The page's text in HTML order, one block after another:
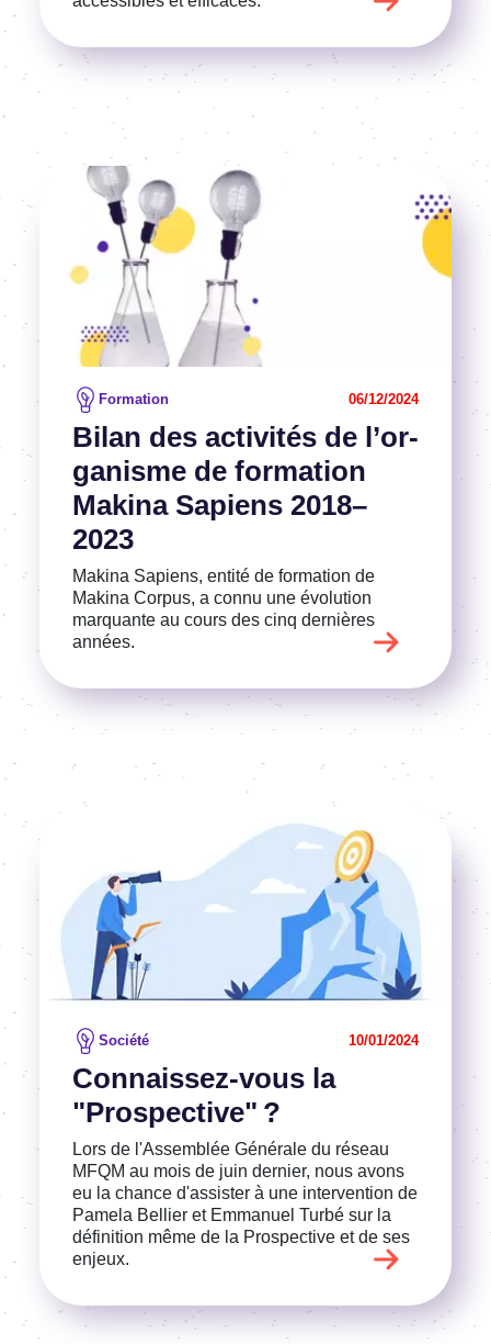
Bilan des acti­vi­tés de l’or­
ga­nisme de forma­tion
Makina Sapiens 2018–
2023
Formation 06/12/2024
Makina Sapiens, entité de forma­tion de
Makina Corpus, a connu une évolu­tion
marquante au cours des cinq dernières
années.
Voir l'article
Image
Connaissez-vous la
"Prospective" ?
Société 10/01/2024
Lors de l'Assemblée Générale du réseau
MFQM au mois de juin dernier, nous avons
eu la chance d'assister à une intervention de
Pamela Bellier et Emmanuel Turbé sur la
définition même de la Prospective et de ses
enjeux.
Voir l'article
Image